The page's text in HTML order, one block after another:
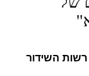
השידור